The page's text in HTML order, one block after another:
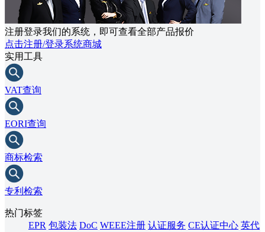
注册登录我们的系统，即可查看全部产品报价
点击注册/登录系统商城
实用工具
VAT查询
EORI查询
商标检索
专利检索
热门标签
EPR 包装法 DoC WEEE注册 认证服务 CE认证中心 英代